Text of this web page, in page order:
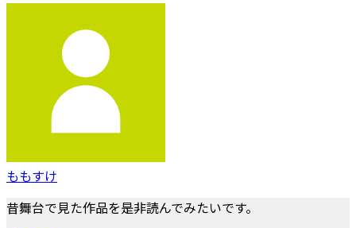
ももすけ
昔舞台で見た作品を是非読んでみたいです。